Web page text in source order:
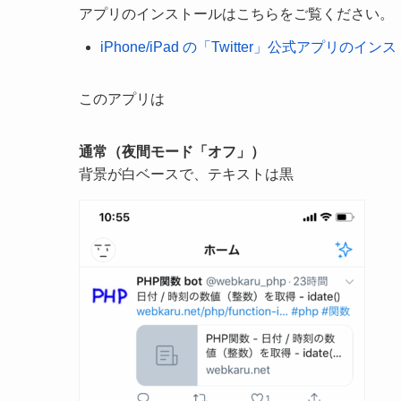
アプリのインストールはこちらをご覧ください。
iPhone/iPad の「Twitter」公式アプリのイン
このアプリは
通常（夜間モード「オフ」）
背景が白ベースで、テキストは黒